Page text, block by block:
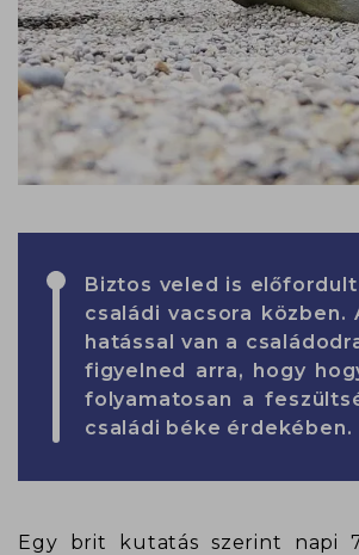
Biztos veled is
családi vacsora
hatással van a
figyelned arra, hogy
folyamatosan a
családi béke érdekében.
Egy brit kutatás szerint napi